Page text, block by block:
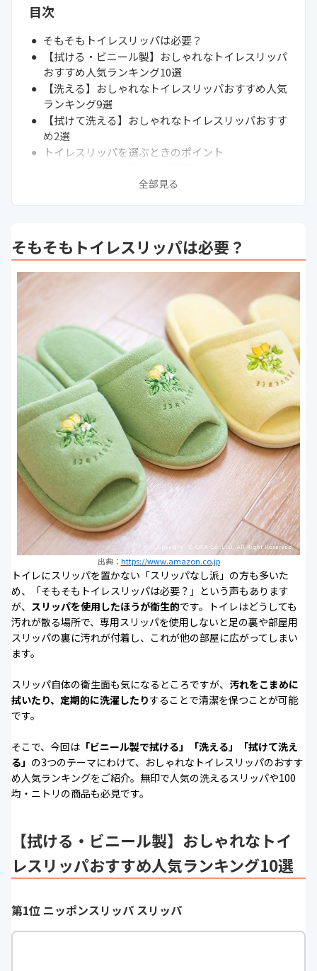
目次
そもそもトイレスリッパは必要？
【拭ける・ビニール製】おしゃれなトイレスリッパ
おすすめ人気ランキング10選
【洗える】おしゃれなトイレスリッパおすすめ人気
ランキング9選
【拭けて洗える】おしゃれなトイレスリッパおすす
め2選
トイレスリッパを選ぶときのポイント
無印で買うなら「洗える左右のないスリッパ」がお
次に読むべきスリッパの関連記事はこちら
全部見る
そもそもトイレスリッパは必要？
出典： https://www.amazon.co.jp
トイレにスリッパを置かない「スリッパなし派」の方も多いた
め、「そもそもトイレスリッパは必要？」という声もあります
が、 スリッパを使用したほうが衛生的です。トイレはどうしても
汚れが散る場所で、専用スリッパを使用しないと足の裏や部屋用
スリッパの裏に汚れが付着し、これが他の部屋に広がってしまい
ます。
スリッパ自体の衛生面も気になるところですが、 汚れをこまめに
拭いたり、定期的に洗濯したりすることで清潔を保つことが可能
です。
そこで、今回は 「ビニール製で拭ける」「洗える」「拭けて洗え
る」 の3つのテーマにわけて、おしゃれなトイレスリッパのおすす
め人気ランキングをご紹介。無印で人気の洗えるスリッパや100
均・ニトリの商品も必見です。
【拭ける・ビニール製】おしゃれなトイ
レスリッパおすすめ人気ランキング10選
第1位 ニッポンスリッパ スリッパ